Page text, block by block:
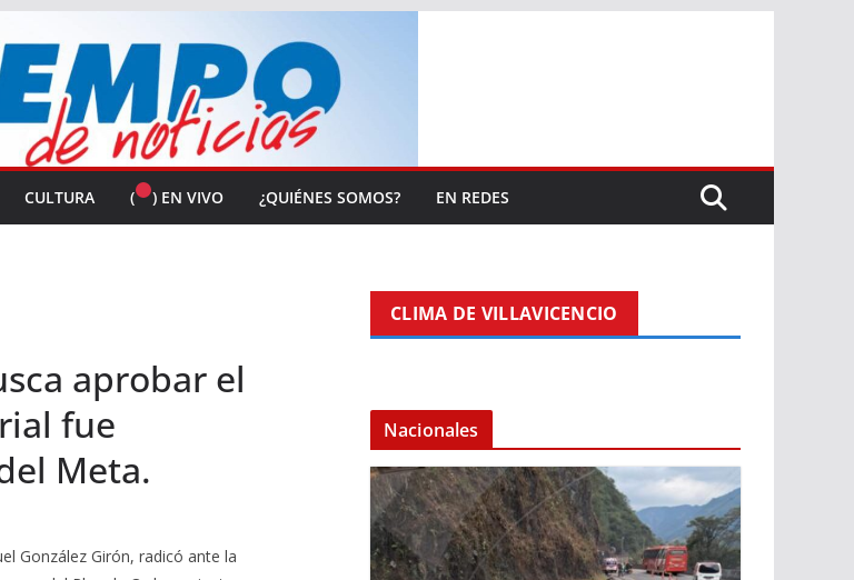
CULTURA ( ) EN VIVO ¿QUIÉNES SOMOS? EN REDES
aprobar el
fue
Meta.
González Girón, radicó ante la
CLIMA DE VILLAVICENCIO
Nacionales